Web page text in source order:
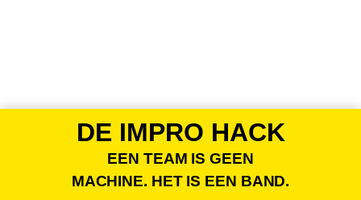
DE IMPRO HACK
EEN TEAM IS GEEN
MACHINE. HET IS EEN BAND.